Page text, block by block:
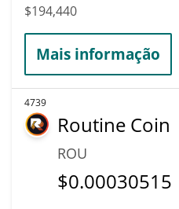
$194,440
Mais informação
4739
Routine Coin
ROU
$0.00030515